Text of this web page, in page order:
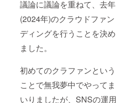
議論に議論を重ねて、去年
(2024年)のクラウドファン
ディングを行うことを決め
ました。
初めてのクラファンという
ことで無我夢中でやってま
いりましたが、SNSの運用